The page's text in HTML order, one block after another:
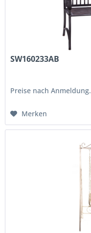
SW160233AB
Preise nach Anmeldung.
Merken